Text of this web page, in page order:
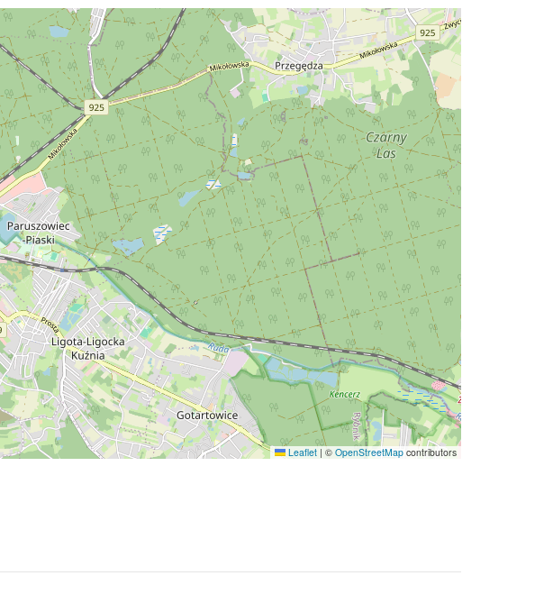
Leaflet | © OpenStreetMap contributors